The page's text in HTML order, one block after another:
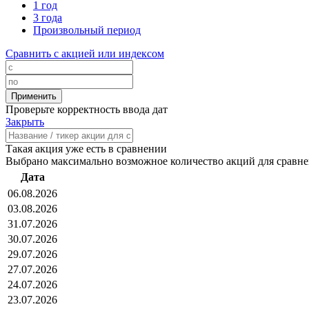
1 год
3 года
Произвольный период
Сравнить с акцией или индексом
Проверьте корректность ввода дат
Закрыть
Такая акция уже есть в сравнении
Выбрано максимально возможное количество акций для
Дата
06.08.2026
03.08.2026
31.07.2026
30.07.2026
29.07.2026
27.07.2026
24.07.2026
23.07.2026